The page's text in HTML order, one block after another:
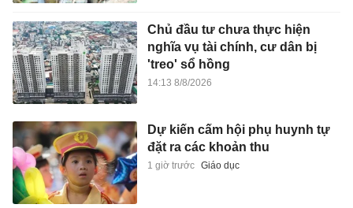
Chủ đầu tư chưa thực hiện
nghĩa vụ tài chính, cư dân bị
'treo' sổ hồng
14:13 8/8/2026
Dự kiến cấm hội phụ huynh tự
đặt ra các khoản thu
1 giờ trước Giáo dục